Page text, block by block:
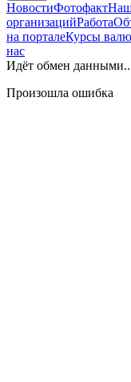
НовостиФотофакт
организацийРабота
на порталеКурсы
нас
Идёт обмен
Произошла ошибка